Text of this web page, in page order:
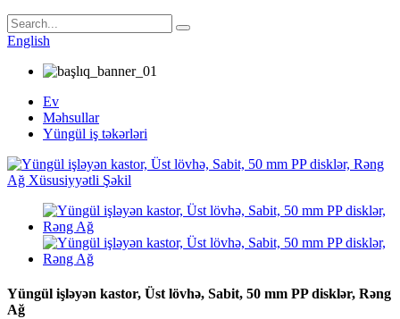
English
Ev
Məhsullar
Yüngül iş təkərləri
Yüngül işləyən kastor, Üst lövhə, Sabit, 50 mm PP disklər, Rəng
Ağ